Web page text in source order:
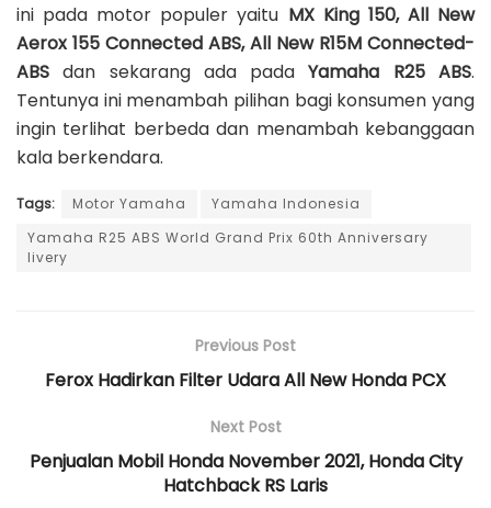
ini pada motor populer yaitu MX King 150, All New
Aerox 155 Connected ABS, All New R15M Connected-
ABS dan sekarang ada padaYamaha R25 ABS.
Tentunya ini menambah pilihan bagi konsumen yang
ingin terlihat berbeda dan menambah kebanggaan
kala berkendara.
Tags: Motor Yamaha
Yamaha Indonesia
Yamaha R25 ABS World Grand Prix 60th Anniversary
livery
Previous Post
Ferox Hadirkan Filter Udara All New Honda PCX
Next Post
Penjualan Mobil Honda November 2021, Honda City
Hatchback RS Laris